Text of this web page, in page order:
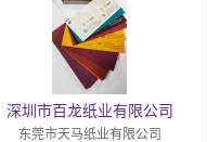
深圳市百龙纸业有限公司
东莞市天马纸业有限公司